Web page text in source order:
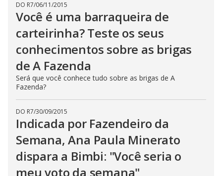
DO R7/06/11/2015
Você é uma barraqueira de
carteirinha? Teste os seus
conhecimentos sobre as brigas
de A Fazenda
Será que você conhece tudo sobre as brigas de A
Fazenda?
DO R7/30/09/2015
Indicada por Fazendeiro da
Semana, Ana Paula Minerato
dispara a Bimbi: "Você seria o
meu voto da semana"